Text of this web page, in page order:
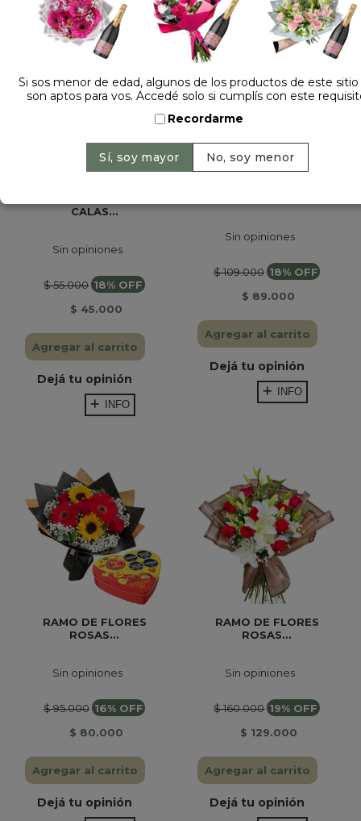
CALAS...
Sin opiniones
$ 55.000 18% OFF
$ 45.000
Agregar al carrito
Dejá tu opinión
INFO
Sin opiniones
$ 109.000 18% OFF
$ 89.000
Agregar al carrito
Dejá tu opinión
INFO
RAMO DE FLORES
ROSAS...
Sin opiniones
$ 95.000 16% OFF
$ 80.000
Agregar al carrito
Dejá tu opinión
RAMO DE FLORES
ROSAS...
Sin opiniones
$ 160.000 19% OFF
$ 129.000
Agregar al carrito
Dejá tu opinión
Si sos menor de edad, algunos de los productos de este
son aptos para vos. Accedé solo si cumplís con este
Recordarme